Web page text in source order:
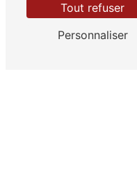
Tout refuser
Personnaliser